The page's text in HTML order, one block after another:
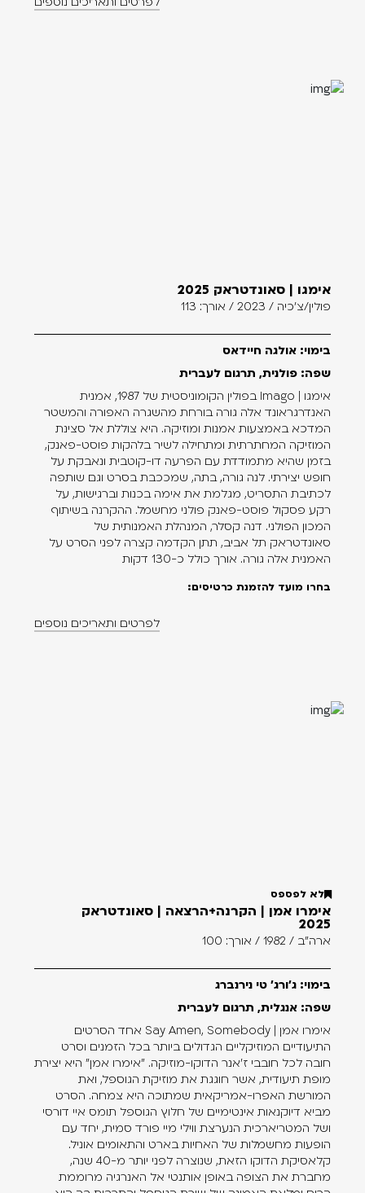
אימגו | סאונדטראק 2025
פולין/צ'כיה / 2023 / אורך: 113
בימוי: אולגה חיידאס
שפה: פולנית, תרגום לעברית
אימגו | Imago בפולין הקומוניסטית של 1987, אמנית
האנדרגראונד אלה גורה בורחת מהשגרה האפורה והמשטר
המדכא באמצעות אמנות ומוזיקה. היא צוללת אל סצינת
המוזיקה המחתרתית ומתחילה לשיר בלהקות פוסט-פאנק,
בזמן שהיא מתמודדת עם הפרעה דו-קוטבית ונאבקת על
חופש יצירתי. לנה גורה, בתה, שמככבת בסרט וגם שותפה
לכתיבת התסריט, מגלמת את אימה בכנות וברגישות, על
רקע פסקול פוסט-פאנק פולני מחשמל. ההקרנה בשיתוף
המכון הפולני. דנה קסלר, המנהלת האמנותית של
סאונדטראק תל אביב, תתן הקדמה קצרה לפני הסרט על
האמנית אלה גורה. אורך כולל כ-130 דקות
בחרו מועד להזמנת כרטיסים:
לפרטים ותאריכים נוספים
לא לפספס
אימרו אמן | הקרנה+הרצאה | סאונדטראק
2025
ארה"ב / 1982 / אורך: 100
בימוי: ג'ורג' טי נירנברג
שפה: אנגלית, תרגום לעברית
אימרו אמן | Say Amen, Somebody אחד הסרטים
התיעודיים המוזיקליים הגדולים ביותר בכל הזמנים וסרט
חובה לכל חובבי ז'אנר הדוקו-מוזיקה. "אימרו אמן" היא יצירת
מופת תיעודית, אשר חוגגת את מוזיקת הגוספל, ואת
המורשת האפרו-אמריקאית שמתוכה היא צמחה. הסרט
מביא דיוקנאות אינטימיים של חלוץ הגוספל תומס איי דורסי
ושל המטריארכית הנערצת ווילי מיי פורד סמית, יחד עם
הופעות מחשמלות של האחיות בארט והתאומים אוניל.
קלאסיקת הדוקו הזאת, שנוצרה לפני יותר מ-40 שנה,
מחברת את הצופה באופן אותנטי אל האנרגיה מרוממת